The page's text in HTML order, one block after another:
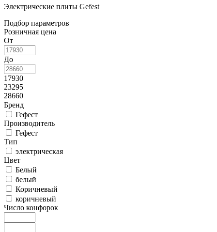
Электрические плиты Gefest
Подбор параметров
Розничная цена
От
До
17930
23295
28660
Бренд
Гефест
Производитель
Гефест
Тип
электрическая
Цвет
Белый
белый
Коричневый
коричневый
Число конфорок